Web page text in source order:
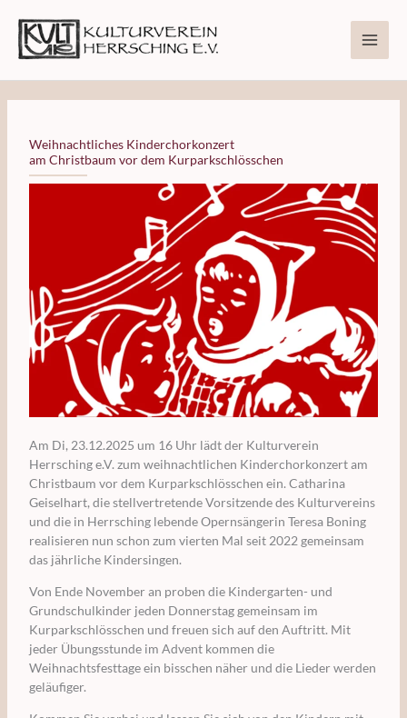
Inhalt
springen
Weihnachtliches Kinderchorkonzert
am Christbaum vor dem Kurparkschlösschen
Am Di, 23.12.2025 um 16 Uhr lädt der Kulturverein
Herrsching e.V. zum weihnachtlichen Kinderchorkonzert am
Christbaum vor dem Kurparkschlösschen ein. Catharina
Geiselhart, die stellvertretende Vorsitzende des Kulturvereins
und die in Herrsching lebende Opernsängerin Teresa Boning
realisieren nun schon zum vierten Mal seit 2022 gemeinsam
das jährliche Kindersingen.
Von Ende November an proben die Kindergarten- und
Grundschulkinder jeden Donnerstag gemeinsam im
Kurparkschlösschen und freuen sich auf den Auftritt. Mit
jeder Übungsstunde im Advent kommen die
Weihnachtsfesttage ein bisschen näher und die Lieder werden
geläufiger.